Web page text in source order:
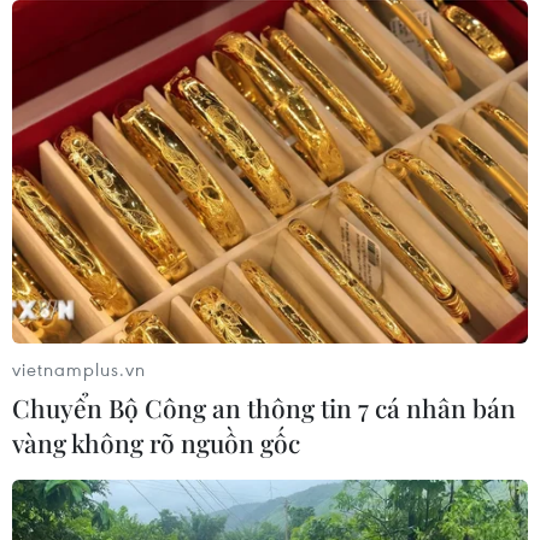
Quảng Trị: Mưa lớn gây ngập cục bộ,
tiềm ẩn nguy cơ lũ quét, sạt lở đất
09/08/2026 09:37
Điểm chuẩn Trường Đại học
Phenikaa dao động từ 18 đến 27 điểm
09/08/2026 09:23
Hơn 40 sáng kiến thanh niên hội tụ
tại Ngày Quốc tế Thanh niên 2026
09/08/2026 09:19
Đà Nẵng mở rộng tìm kiếm 2 nạn
vietnamplus.vn
Chuyển Bộ Công an thông tin 7 cá nhân bán
vàng không rõ nguồn gốc